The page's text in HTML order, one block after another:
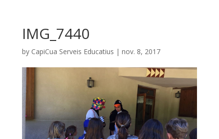
IMG_7440
by CapiCua Serveis Educatius | nov. 8, 2017